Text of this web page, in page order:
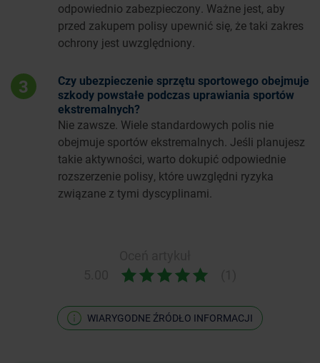
odpowiednio zabezpieczony. Ważne jest, aby
przed zakupem polisy upewnić się, że taki zakres
ochrony jest uwzględniony.
3
Czy ubezpieczenie sprzętu sportowego obejmuje
szkody powstałe podczas uprawiania sportów
ekstremalnych?
Nie zawsze. Wiele standardowych polis nie
obejmuje sportów ekstremalnych. Jeśli planujesz
takie aktywności, warto dokupić odpowiednie
rozszerzenie polisy, które uwzględni ryzyka
związane z tymi dyscyplinami.
WIARYGODNE ŹRÓDŁO INFORMACJI